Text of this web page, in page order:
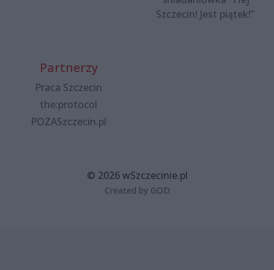
Szczecin! Jest piątek!"
Partnerzy
Praca Szczecin
the:protocol
POZASzczecin.pl
© 2026 wSzczecinie.pl
Created by GOD